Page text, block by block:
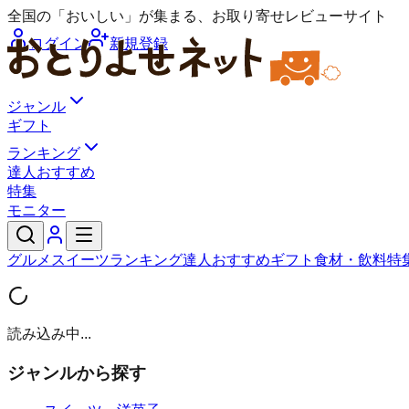
全国の「おいしい」が集まる、お取り寄せレビューサイト
ログイン
新規登録
ジャンル
ギフト
ランキング
達人おすすめ
特集
モニター
グルメ スイーツランキング達人おすすめギフト 食材・飲料特
読み込み中...
ジャンルから探す